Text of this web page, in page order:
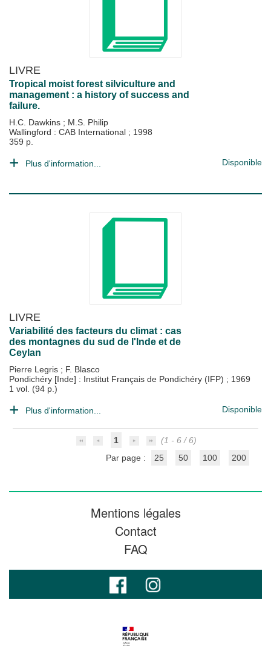
LIVRE
Tropical moist forest silviculture and
management : a history of success and
failure.
H.C. Dawkins ; M.S. Philip
Wallingford : CAB International ; 1998
359 p.
Plus d'information... Disponible
LIVRE
Variabilité des facteurs du climat : cas
des montagnes du sud de l'Inde et de
Ceylan
Pierre Legris ; F. Blasco
Pondichéry [Inde] : Institut Français de Pondichéry (IFP) ; 1969
1 vol. (94 p.)
Plus d'information... Disponible
1
(1 - 6 / 6)
Par page :
25 50 100 200
Mentions légales
Contact
FAQ